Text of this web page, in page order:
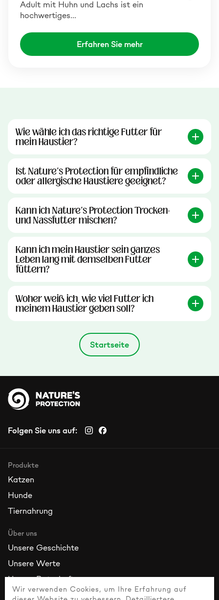
Adult mit Huhn und Lachs ist ein
hochwertiges…
Erfahren Sie mehr
Wie wähle ich das richtige Futter für
mein Haustier?
Ist Nature's Protection für empfindliche
oder allergische Haustiere geeignet?
Kann ich Nature's Protection Trocken-
und Nassfutter mischen?
Kann ich mein Haustier sein ganzes
Leben lang mit demselben Futter
füttern?
Woher weiß ich, wie viel Futter ich
meinem Haustier geben soll?
Startseite
Folgen Sie uns auf:
Produkte
Katzen
Hunde
Tiernahrung
Über uns
Unsere Geschichte
Unsere Werte
Unsere Botschafter
Wir verwenden Cookies, um Ihre Erfahrung auf